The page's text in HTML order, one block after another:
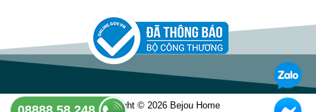
Copyright © 2026 Bejou Home